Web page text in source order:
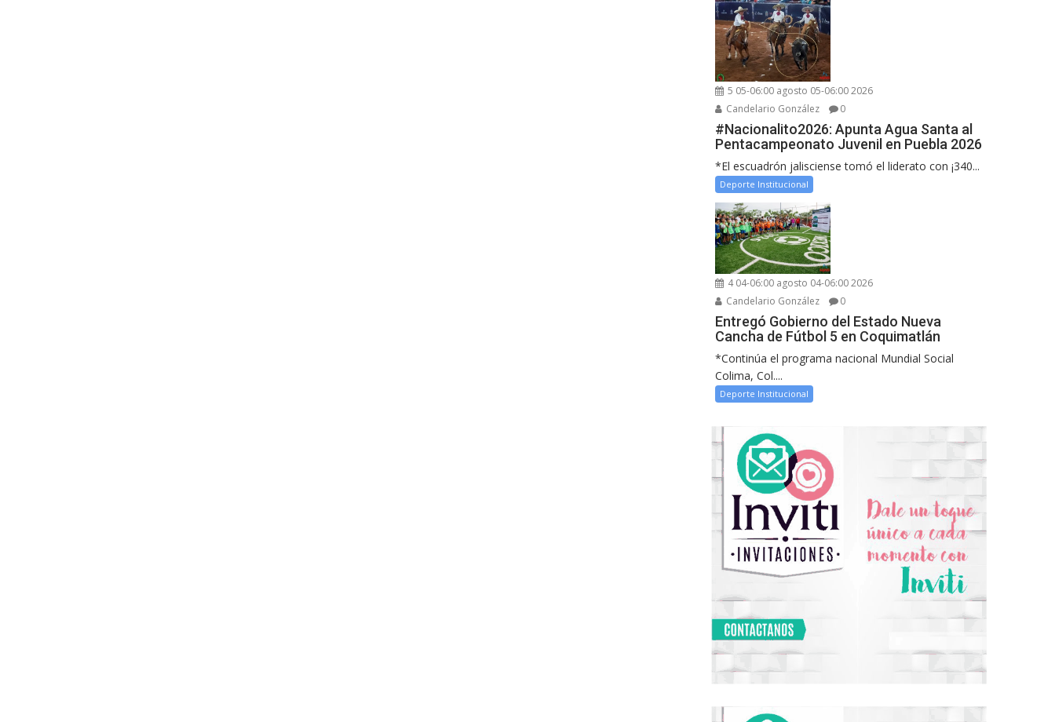
5 05-06:00 agosto 05-06:00 2026
Candelario González
0
#Nacionalito2026: Apunta Agua Santa al
Pentacampeonato Juvenil en Puebla 2026
*El escuadrón jalisciense tomó el liderato con ¡340...
Deporte Institucional
4 04-06:00 agosto 04-06:00 2026
Candelario González
0
Entregó Gobierno del Estado Nueva
Cancha de Fútbol 5 en Coquimatlán
*Continúa el programa nacional Mundial Social
Colima, Col....
Deporte Institucional